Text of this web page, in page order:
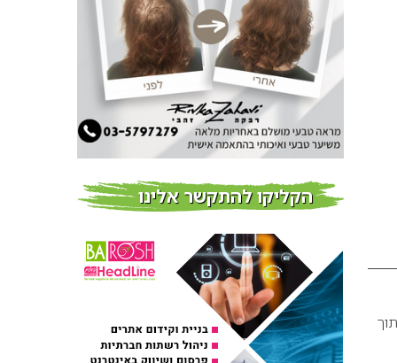
צמידי שיער – המומחים
לצמידי שיער ברמת השרון
חדשות
שיער מבוססי גוג’י ברי
חדש על המדף
Fibroseal Professional
הדרכה מוצלח נוסף
אירועים בארץ
הקליקו להתקשר אלינו